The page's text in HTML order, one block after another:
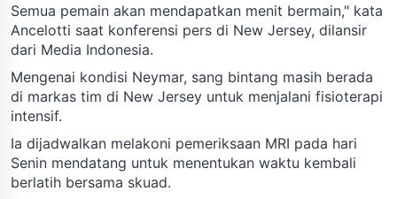
Semua pemain akan mendapatkan menit bermain," kata
Ancelotti saat konferensi pers di New Jersey, dilansir
dari Media Indonesia.
Mengenai kondisi Neymar, sang bintang masih berada
di markas tim di New Jersey untuk menjalani fisioterapi
intensif.
Ia dijadwalkan melakoni pemeriksaan MRI pada hari
Senin mendatang untuk menentukan waktu kembali
berlatih bersama skuad.